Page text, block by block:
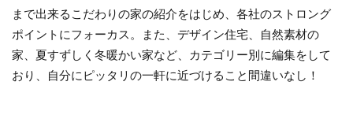
まで出来るこだわりの家の紹介をはじめ、各社のストロング
ポイントにフォーカス。また、デザイン住宅、自然素材の
家、夏すずしく冬暖かい家など、カテゴリー別に編集をして
おり、自分にピッタリの一軒に近づけること間違いなし！